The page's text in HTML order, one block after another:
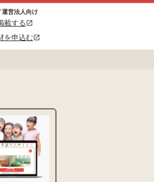
運営法人向け
載するopen_in_new
を申込むopen_in_new